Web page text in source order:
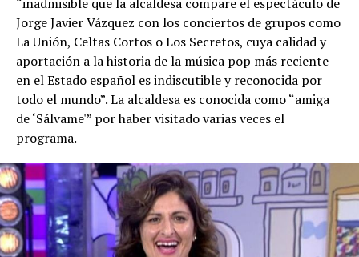
Jorge Javier Vázquez con los conciertos de grupos como
La Unión, Celtas Cortos o Los Secretos, cuya calidad y
aportación a la historia de la música pop más reciente
en el Estado español es indiscutible y reconocida por
todo el mundo”. La alcaldesa es conocida como “amiga
de ‘Sálvame'” por haber visitado varias veces el
programa.